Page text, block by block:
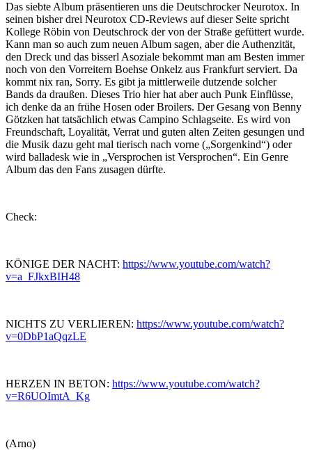
Das siebte Album präsentieren uns die Deutschrocker Neurotox. In
seinen bisher drei Neurotox CD-Reviews auf dieser Seite spricht
Kollege Röbin von Deutschrock der von der Straße gefüttert wurde.
Kann man so auch zum neuen Album sagen, aber die Authenzität,
den Dreck und das bisserl Asoziale bekommt man am Besten immer
noch von den Vorreitern Boehse Onkelz aus Frankfurt serviert. Da
kommt nix ran, Sorry. Es gibt ja mittlerweile dutzende solcher
Bands da draußen. Dieses Trio hier hat aber auch Punk Einflüsse,
ich denke da an frühe Hosen oder Broilers. Der Gesang von Benny
Götzken hat tatsächlich etwas Campino Schlagseite. Es wird von
Freundschaft, Loyalität, Verrat und guten alten Zeiten gesungen und
die Musik dazu geht mal tierisch nach vorne („Sorgenkind“) oder
wird balladesk wie in „Versprochen ist Versprochen“. Ein Genre
Album das den Fans zusagen dürfte.
Check:
KÖNIGE DER NACHT: https://www.youtube.com/watch?
v=a_FJkxBIH48
NICHTS ZU VERLIEREN: https://www.youtube.com/watch?
v=0DbP1aQqzLE
HERZEN IN BETON: https://www.youtube.com/watch?
v=R6UOImtA_Kg
(Arno)